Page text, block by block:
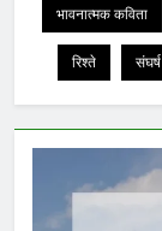
भावनात्मक कविता
रिश्ते संघर्ष